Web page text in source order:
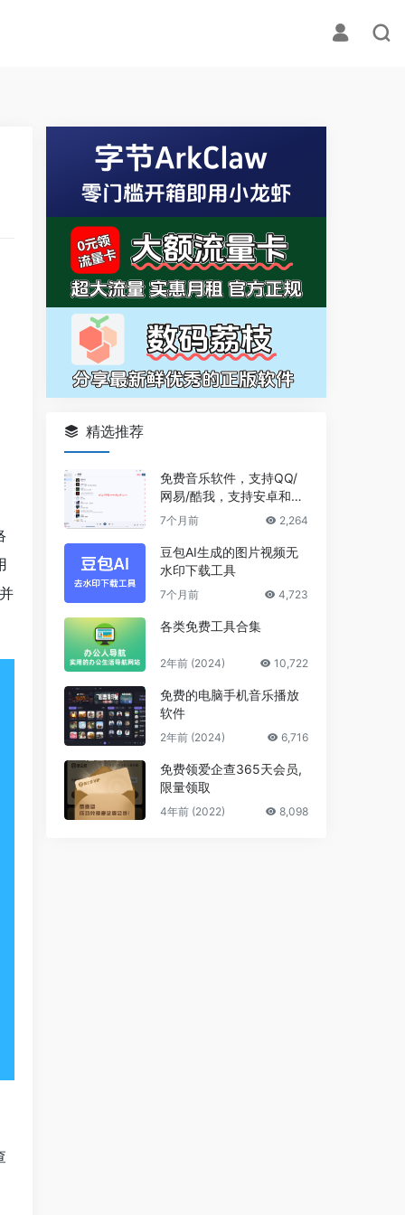
精选推荐
免费音乐软件，支持QQ/
网易/酷我，支持安卓和Wi
ndows平台
7个月前 2,264
豆包AI生成的图片视频无
水印下载工具
7个月前 4,723
各类免费工具合集
2年前 (2024) 10,722
免费的电脑手机音乐播放
软件
2年前 (2024) 6,716
免费领爱企查365天会员,
限量领取
4年前 (2022) 8,098